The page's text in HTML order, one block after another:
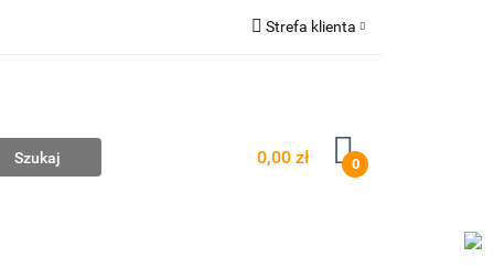
Strefa klienta
Dodaj zgłoszenie
0,00 zł 0